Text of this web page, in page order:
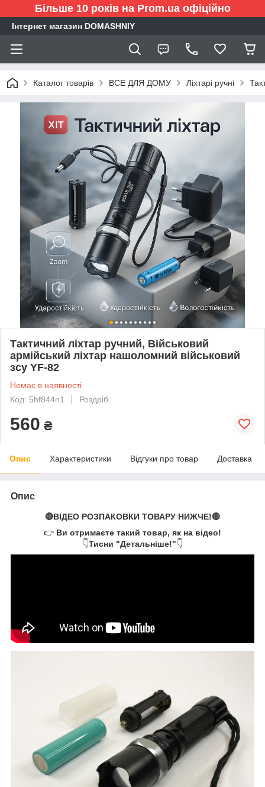
Більше 10 років на Prom.ua офіційно
Інтернет магазин DOMASHNIY
Каталог товарів ВСЕ ДЛЯ ДОМУ Ліхтарі ручні
Тактичний ліхтар ручний, Військовий
армійський ліхтар нашоломний військовий
зсу YF-82
Немає в наявності
Код: 5hf844n1
Роздріб
560 ₴
Опис Характеристики Відгуки про товар Доставка
Опис
🔴ВІДЕО РОЗПАКОВКИ ТОВАРУ НИЖЧЕ!🔴
👉 Ви отримаєте такий товар, як на відео!
👇Тисни "Детальніше!"👇